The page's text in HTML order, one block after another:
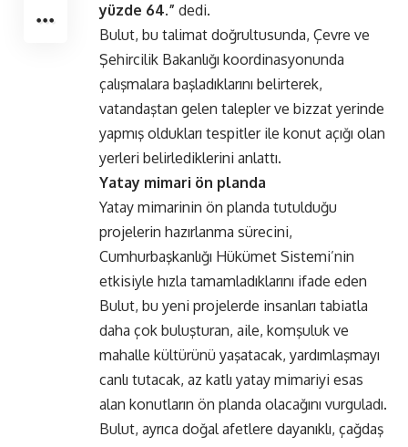
yüzde 64.” dedi.
Bulut, bu talimat doğrultusunda, Çevre ve
Şehircilik Bakanlığı koordinasyonunda
çalışmalara başladıklarını belirterek,
vatandaştan gelen talepler ve bizzat yerinde
yapmış oldukları tespitler ile konut açığı olan
yerleri belirlediklerini anlattı.
Yatay mimari ön planda
Yatay mimarinin ön planda tutulduğu
projelerin hazırlanma sürecini,
Cumhurbaşkanlığı Hükümet Sistemi’nin
etkisiyle hızla tamamladıklarını ifade eden
Bulut, bu yeni projelerde insanları tabiatla
daha çok buluşturan, aile, komşuluk ve
mahalle kültürünü yaşatacak, yardımlaşmayı
canlı tutacak, az katlı yatay mimariyi esas
alan konutların ön planda olacağını vurguladı.
Bulut, ayrıca doğal afetlere dayanıklı, çağdaş